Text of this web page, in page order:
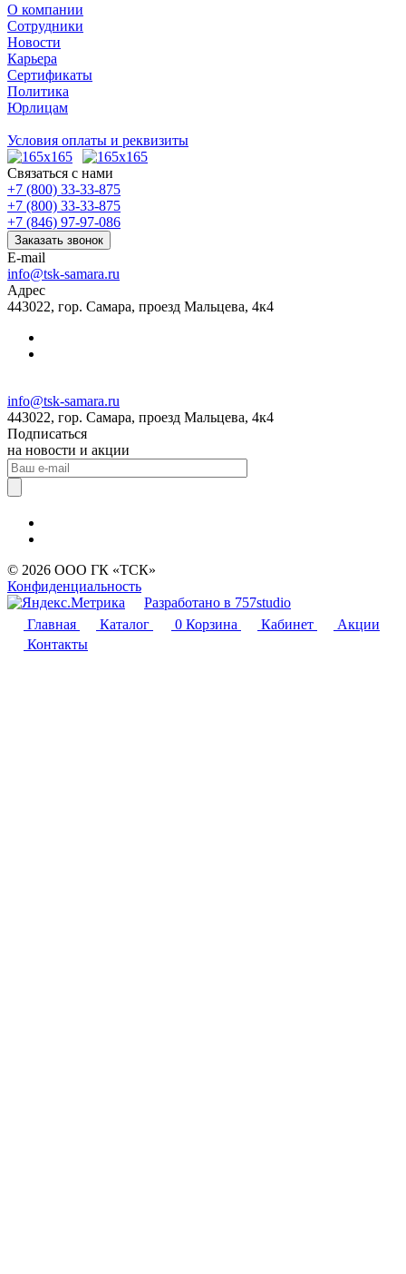
О компании
Сотрудники
Новости
Карьера
Сертификаты
Политика
Юрлицам
Условия оплаты и реквизиты
Связаться с нами
+7 (800) 33-33-875
+7 (800) 33-33-875
+7 (846) 97-97-086
Заказать звонок
E-mail
info@tsk-samara.ru
Адрес
443022, гор. Самара, проезд Мальцева, 4к4
info@tsk-samara.ru
443022, гор. Самара, проезд Мальцева, 4к4
Подписаться
на новости и акции
© 2026 ООО ГК «ТСК»
Конфиденциальность
Разработано в 757studio
Главная
Каталог 0 Корзина Кабинет
Акции
Контакты